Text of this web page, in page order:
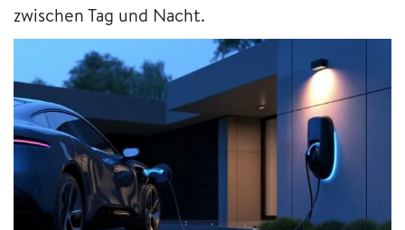
zwischen Tag und Nacht.